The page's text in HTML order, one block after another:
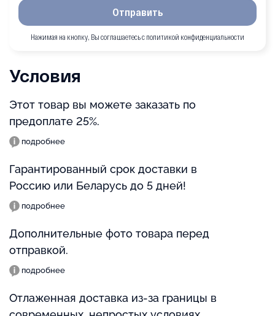
Отправить
Нажимая на кнопку, Вы соглашаетесь с политикой конфиденциальности
Условия
Этот товар вы можете заказать по
предоплате 25%.
подробнее
Гарантированный срок доставки в
Россию или Беларусь до 5 дней!
подробнее
Дополнительные фото товара перед
отправкой.
подробнее
Отлаженная доставка из-за границы в